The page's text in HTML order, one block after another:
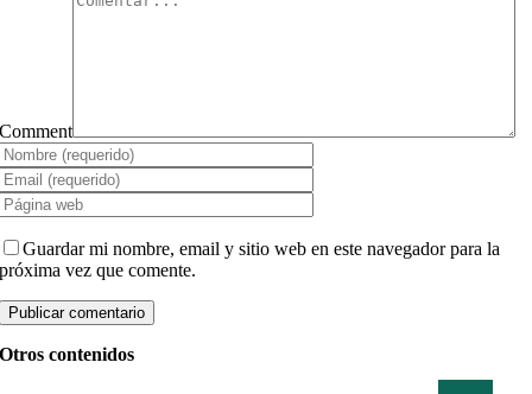
Comment
Guardar mi nombre, email y sitio web en este navegador para la
próxima vez que comente.
Otros contenidos